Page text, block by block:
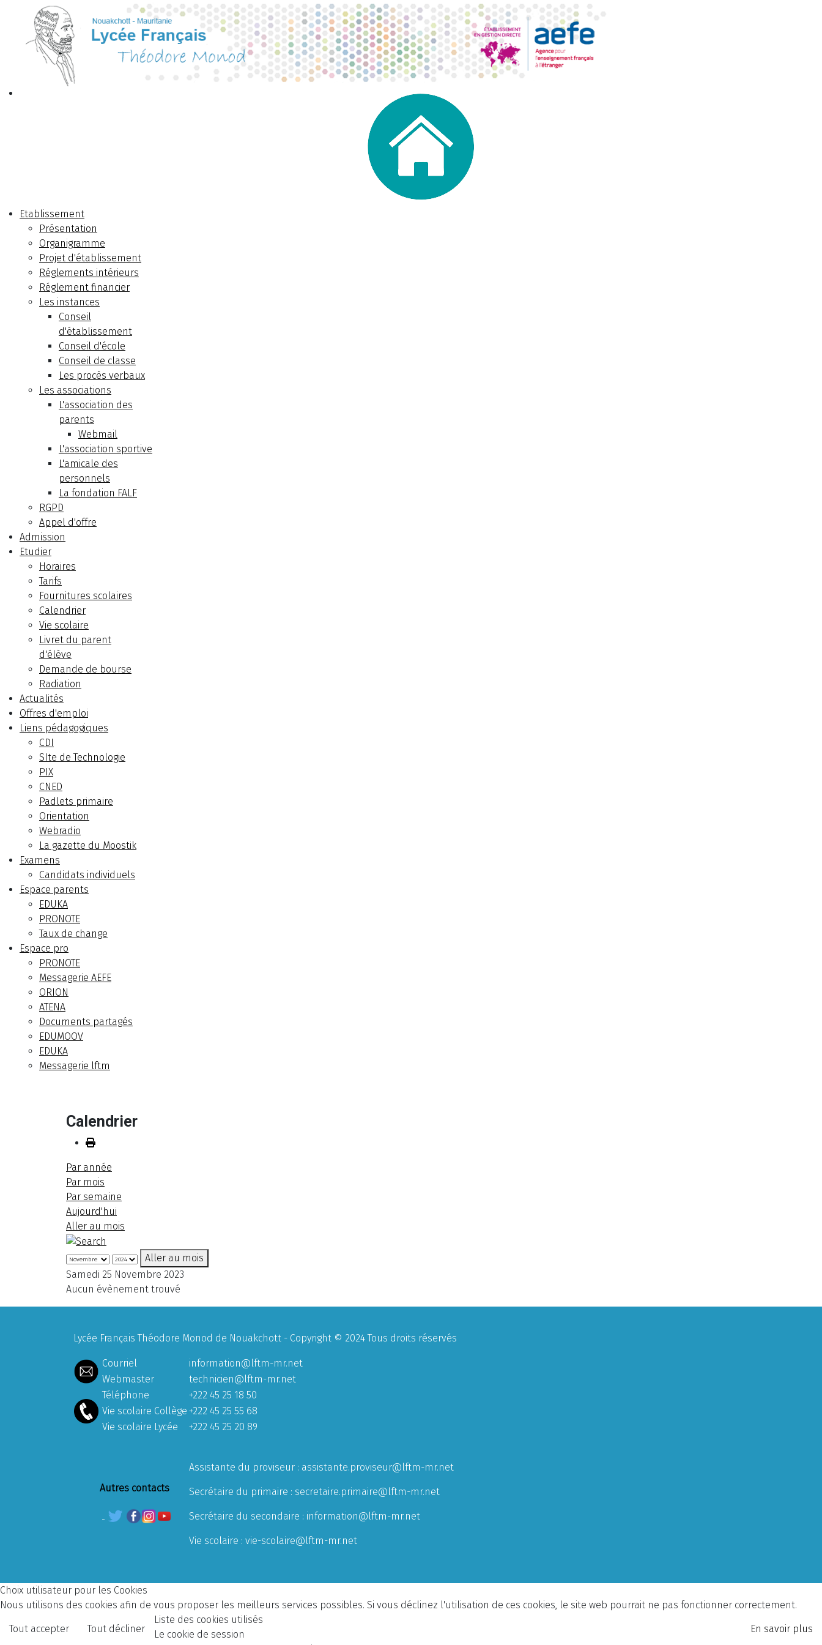
Etablissement
Présentation
Organigramme
Projet d'établissement
Réglements intérieurs
Réglement financier
Les instances
Conseil
d'établissement
Conseil d'école
Conseil de classe
Les procès verbaux
Les associations
L'association des
parents
Webmail
L'association sportive
L'amicale des
personnels
La fondation FALF
RGPD
Appel d'offre
Admission
Etudier
Horaires
Tarifs
Fournitures scolaires
Calendrier
Vie scolaire
Livret du parent
d'élève
Demande de bourse
Radiation
Actualités
Offres d'emploi
Liens pédagogiques
CDI
SIte de Technologie
PIX
CNED
Padlets primaire
Orientation
Webradio
La gazette du Moostik
Examens
Candidats individuels
Espace parents
EDUKA
PRONOTE
Taux de change
Espace pro
PRONOTE
Messagerie AEFE
ORION
ATENA
Documents partagés
EDUMOOV
EDUKA
Messagerie lftm
Calendrier
Par année
Par mois
Par semaine
Aujourd'hui
Aller au mois
Aller au mois
Samedi 25 Novembre 2023
Aucun évènement trouvé
Lycée Français Théodore Monod de Nouakchott - Copyright © 2024 Tous droits réservés
Courriel
information@lftm-mr.net
Webmaster
technicien@lftm-mr.net
Téléphone
+222 45 25 18 50
Vie scolaire Collège +222 45 25 55 68
Vie scolaire Lycée
+222 45 25 20 89
Autres contacts
Assistante du proviseur : assistante.proviseur@lftm-mr.net
Secrétaire du primaire : secretaire.primaire@lftm-mr.net
Secrétaire du secondaire : information@lftm-mr.net
Vie scolaire : vie-scolaire@lftm-mr.net
Choix utilisateur pour les Cookies
Nous utilisons des cookies afin de vous proposer les meilleurs services possibles. Si vous déclinez l'utilisation de ces cookies, le site web pourrait ne pas fonctionner correctement.
Tout accepter Tout décliner En savoir plus
Liste des cookies utilisés
Le cookie de session